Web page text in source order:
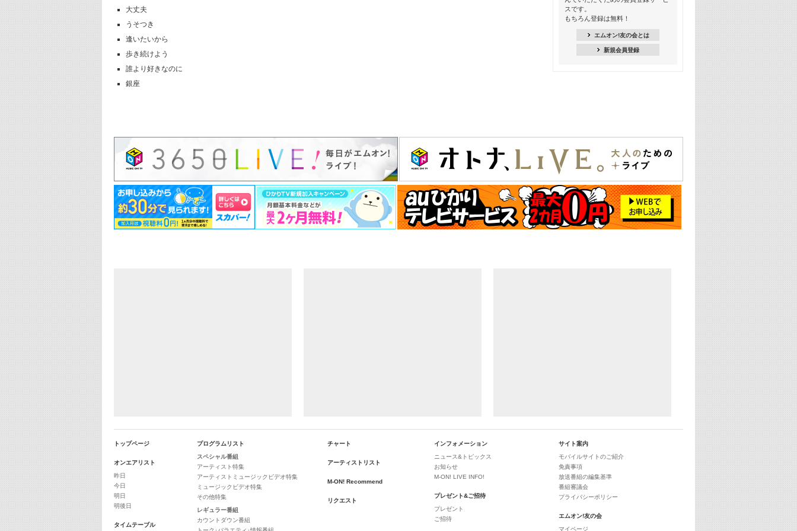
大丈夫
うそつき
逢いたいから
歩き続けよう
誰より好きなのに
銀座
18:30
M-ON! Countdown K
SUPER EIGHT特集
24:00
あのころヒッツ! 2025年
25:00
エムオン! ヒッツ
26:00
歴代カラオケスーパーヒッツ
スです。
もちろん登録は無料！
エムオン!友の会とは
新規会員登録
トップページ
オンエアリスト
昨日
今日
明日
明後日
タイムテーブル
プログラムリスト
スペシャル番組
アーティスト特集
アーティストミュージックビデオ特集
ミュージックビデオ特集
その他特集
レギュラー番組
カウントダウン番組
チャート
アーティストリスト
M-ON! Recommend
リクエスト
インフォメーション
ニュース&トピックス
お知らせ
M-ON! LIVE INFO!
プレゼント&ご招待
プレゼント
ご招待
サイト案内
モバイルサイトのご紹介
免責事項
放送番組の編集基準
番組審議会
プライバシーポリシー
エムオン!友の会
マイページ